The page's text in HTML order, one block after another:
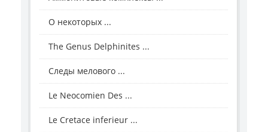
О некоторых ...
The Genus Delphinites ...
Следы мелового ...
Le Neocomien Des ...
Le Cretace inferieur ...